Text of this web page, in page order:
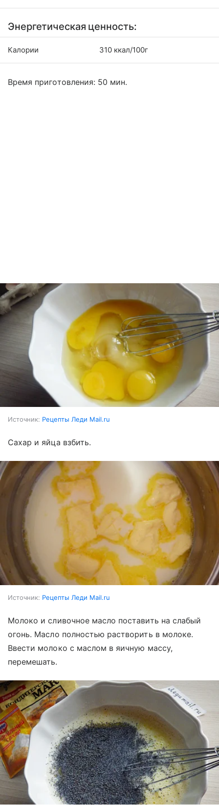
Энергетическая ценность:
Калории 310 ккал/100г
Время приготовления: 50 мин.
Источник: Рецепты Леди Mail.ru
Сахар и яйца взбить.
Источник: Рецепты Леди Mail.ru
Молоко и сливочное масло поставить на слабый
огонь. Масло полностью растворить в молоке.
Ввести молоко с маслом в яичную массу,
перемешать.